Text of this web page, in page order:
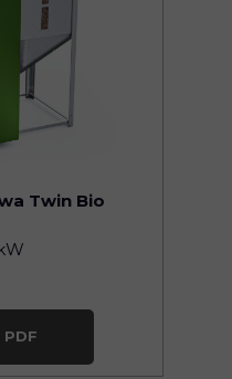
Twin Bio